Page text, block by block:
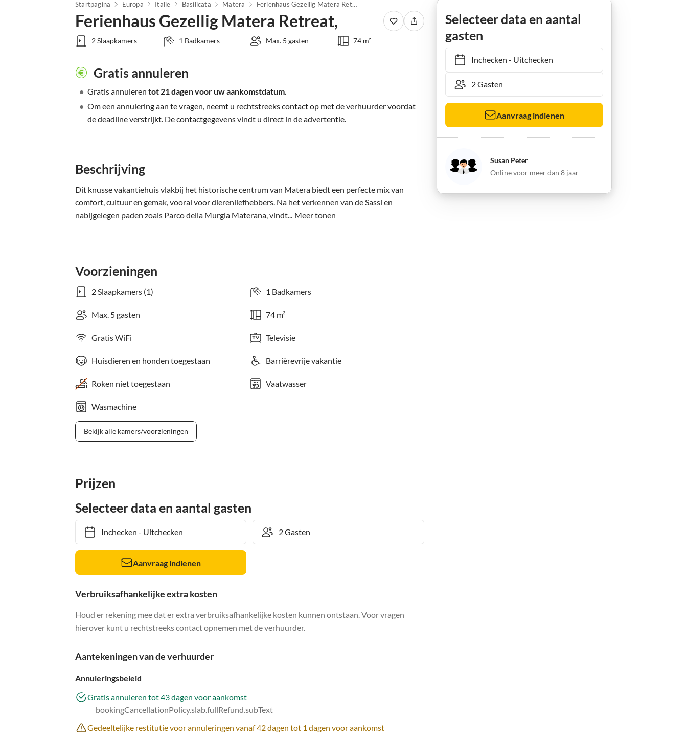
Startpagina Europa Italië Basilicata Matera Ferienhaus Gezellig Matera Retreat,
Ferienhaus Gezellig Matera Retreat,
2 Slaapkamers 1 Badkamers Max. 5 gasten 74 m²
Gratis annuleren
• Gratis annuleren tot 21 dagen voor uw aankomstdatum.
• Om een annulering aan te vragen, neemt u rechtstreeks contact op met de verhuurder voordat
de deadline verstrijkt. De contactgegevens vindt u direct in de advertentie.
Beschrijving
Dit knusse vakantiehuis vlakbij het historische centrum van Matera biedt een perfecte mix van
comfort, cultuur en gemak, vooral voor dierenliefhebbers. Na het verkennen van de Sassi en
nabijgelegen paden zoals Parco della Murgia Materana, vindt... Meer tonen
Voorzieningen
2 Slaapkamers (1) 1 Badkamers
Max. 5 gasten 74 m²
Gratis WiFi Televisie
Huisdieren en honden toegestaan Barrièrevrije vakantie
Roken niet toegestaan Vaatwasser
Wasmachine
Bekijk alle kamers/voorzieningen
Prijzen
Selecteer data en aantal gasten
Inchecken- Uitchecken
Aanvraag indienen
Verbruiksafhankelijke extra kosten
Houd er rekening mee dat er extra verbruiksafhankelijke kosten kunnen ontstaan. Voor vragen
hierover kunt u rechtstreeks contact opnemen met de verhuurder.
Aantekeningen van de verhuurder
Annuleringsbeleid
Gratis annuleren tot 43 dagen voor aankomst
bookingCancellationPolicy.slab.fullRefund.subText
Gedeeltelijke restitutie voor annuleringen vanaf 42 dagen tot 1 dagen voor aankomst
Selecteer data en aantal
gasten
Inchecken- Uitchecken
Aanvraag indienen
Susan Peter
Online voor meer dan 8 jaar